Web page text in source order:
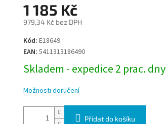
1 185 Kč
979,34 Kč bez DPH
Měrná
cena:
Kód: E18649
EAN: 5411313186490
Skladem - expedice 2 prac. dny
Možnosti doručení
Přidat do košíku